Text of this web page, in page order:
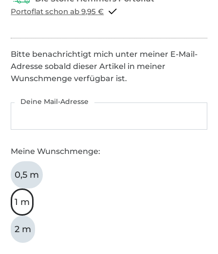
Portoflat schon ab 9,95 €
Bitte benachrichtigt mich unter meiner E-Mail-
Adresse sobald dieser Artikel in meiner
Wunschmenge verfügbar ist.
Deine Mail-Adresse
Meine Wunschmenge:
0,5 m
1 m
2 m